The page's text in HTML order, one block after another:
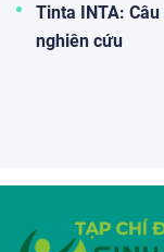
Tinta INTA:
nghiên cứu